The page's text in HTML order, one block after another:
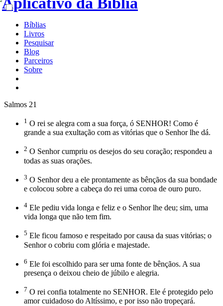
Bíblias
Livros
Pesquisar
Blog
Parceiros
Sobre
Salmos 21
1 O rei se alegra com a sua força, ó SENHOR! Como é
grande a sua exultação com as vitórias que o Senhor lhe dá.
2 O Senhor cumpriu os desejos do seu coração; respondeu a
todas as suas orações.
3 O Senhor deu a ele prontamente as bênçãos da sua bondade
e colocou sobre a cabeça do rei uma coroa de ouro puro.
4 Ele pediu vida longa e feliz e o Senhor lhe deu; sim, uma
vida longa que não tem fim.
5 Ele ficou famoso e respeitado por causa da suas vitórias; o
Senhor o cobriu com glória e majestade.
6 Ele foi escolhido para ser uma fonte de bênçãos. A sua
presença o deixou cheio de júbilo e alegria.
7 O rei confia totalmente no SENHOR. Ele é protegido pelo
amor cuidadoso do Altíssimo, e por isso não tropeçará.